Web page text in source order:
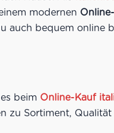
modernen
auch bequem online
beim Online-Kauf
zu Sortiment,